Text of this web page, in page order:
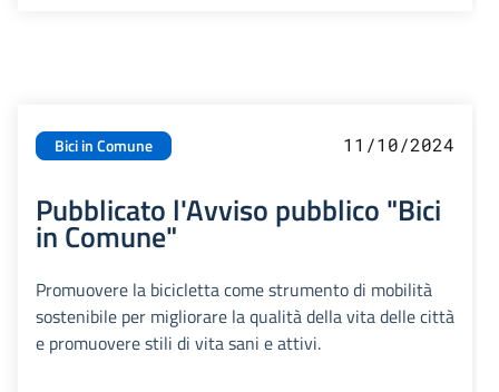
Bici in Comune 11/10/2024
Pubblicato l'Avviso pubblico "Bici
in Comune"
Promuovere la bicicletta come strumento di mobilità
sostenibile per migliorare la qualità della vita delle città
e promuovere stili di vita sani e attivi.